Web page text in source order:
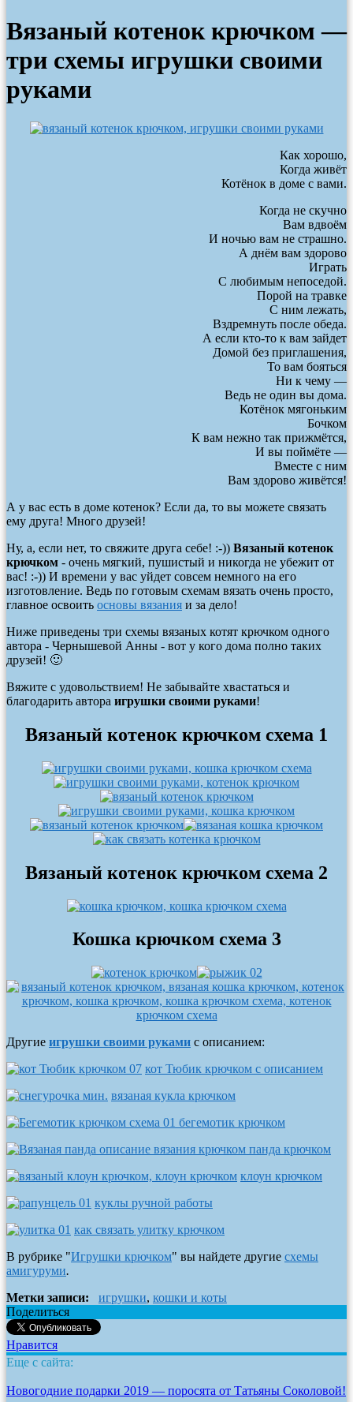
Вязаный котенок крючком —
три схемы игрушки своими
руками
Как хорошо,
Когда живёт
Котёнок в доме с вами.
Когда не скучно
Вам вдвоём
И ночью вам не страшно.
А днём вам здорово
Играть
С любимым непоседой.
Порой на травке
С ним лежать,
Вздремнуть после обеда.
А если кто-то к вам зайдет
Домой без приглашения,
То вам бояться
Ни к чему —
Ведь не один вы дома.
Котёнок мягоньким
Бочком
К вам нежно так прижмётся,
И вы поймёте —
Вместе с ним
Вам здорово живётся!
А у вас есть в доме котенок? Если да, то вы можете связать
ему друга! Много друзей!
Ну, а, если нет, то свяжите друга себе! :-)) Вязаный котенок
крючком - очень мягкий, пушистый и никогда не убежит от
вас! :-)) И времени у вас уйдет совсем немного на его
изготовление. Ведь по готовым схемам вязать очень просто,
главное освоить основы вязания и за дело!
Ниже приведены три схемы вязаных котят крючком одного
автора - Чернышевой Анны - вот у кого дома полно таких
друзей! 🙂
Вяжите с удовольствием! Не забывайте хвастаться и
благодарить автора игрушки своими руками!
Вязаный котенок крючком схема 1
Вязаный котенок крючком схема 2
Кошка крючком схема 3
Другие игрушки своими руками с описанием:
кот Тюбик крючком с описанием
вязаная кукла крючком
бегемотик крючком
панда крючком
клоун крючком
куклы ручной работы
как связать улитку крючком
В рубрике "Игрушки крючком" вы найдете другие схемы
амигуруми.
Метки записи:
игрушки, кошки и коты
Поделиться
Нравится
Еще с сайта:
Новогодние подарки 2019 — поросята от Татьяны Соколовой!